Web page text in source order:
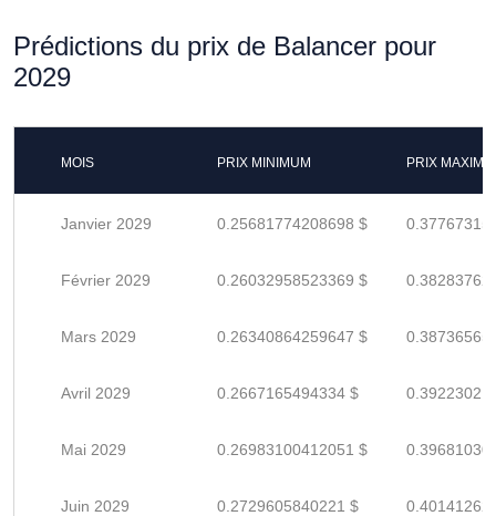
Prédictions du prix de Balancer pour
2029
MOIS PRIX MINIMUM PRIX
Janvier 2029 0.25681774208698 $
Février 2029 0.26032958523369 $
Mars 2029 0.26340864259647 $
Avril 2029 0.2667165494334 $
Mai 2029 0.26983100412051 $
Juin 2029 0.2729605840221 $